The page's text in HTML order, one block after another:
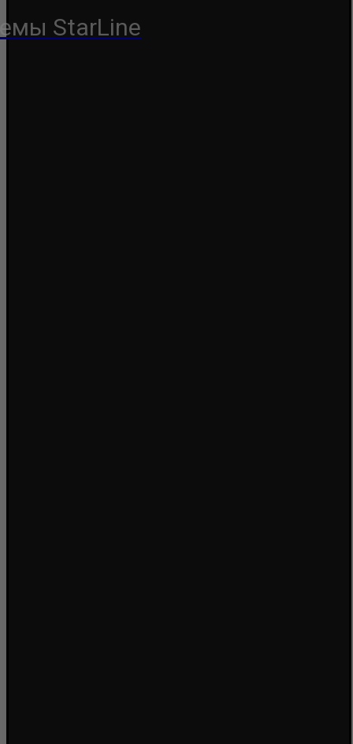
StarLine